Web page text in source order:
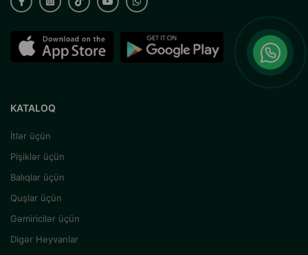
KATALOQ
İtlər üçün
Pişiklər üçün
Balıqlar üçün
Quşlar üçün
Gəmiricilər üçün
Digər Heyvanlar